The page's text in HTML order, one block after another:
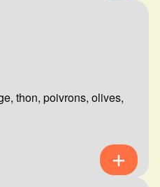
thon, poivrons, olives,